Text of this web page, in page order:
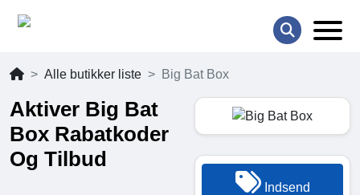
Alle butikker liste Big Bat Box
Aktiver Big Bat
Box Rabatkoder
Og Tilbud
Indsend